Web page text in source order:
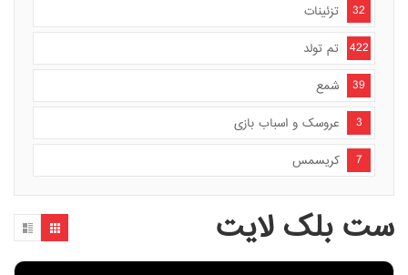
تزئینات
32
تم تولد 422
شمع
39
عروسک و اسباب بازی
3
کریسمس
7
ست بلک لایت